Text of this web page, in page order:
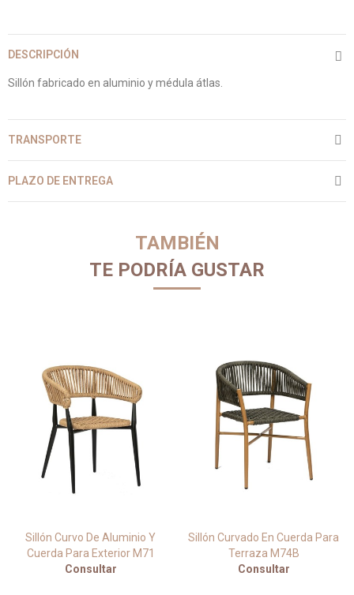
DESCRIPCIÓN
Sillón fabricado en aluminio y médula átlas.
TRANSPORTE
PLAZO DE ENTREGA
TAMBIÉN
TE PODRÍA GUSTAR
Sillón Curvo De Aluminio Y
Cuerda Para Exterior M71
Consultar
Sillón Curvado En Cuerda Para
Terraza M74B
Consultar